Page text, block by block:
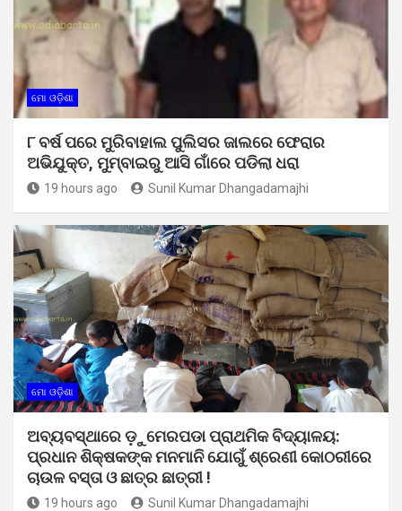
ମୋ ଓଡ଼ିଶା
୮ ବର୍ଷ ପରେ ମୁରିବାହାଲ ପୁଲିସର ଜାଲରେ ଫେରାର
ଅଭିଯୁକ୍ତ, ମୁମ୍ବାଇରୁ ଆସି ଗାଁରେ ପଡିଲା ଧରା
19 hours ago Sunil Kumar Dhangadamajhi
ମୋ ଓଡ଼ିଶା
ଅବ୍ୟବସ୍ଥାରେ ଡ଼ୁମେରପଡା ପ୍ରାଥମିକ ବିଦ୍ୟାଳୟ:
ପ୍ରଧାନ ଶିକ୍ଷକଙ୍କ ମନମାନି ଯୋଗୁଁ ଶ୍ରେଣୀ କୋଠରୀରେ
ଚାଉଳ ବସ୍ତା ଓ ଛାତ୍ର ଛାତ୍ରୀ !
19 hours ago Sunil Kumar Dhangadamajhi